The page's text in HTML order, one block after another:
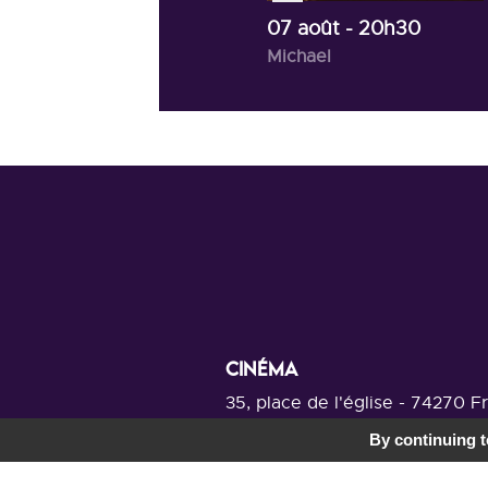
07 août - 20h30
Michael
CINÉMA
35, place de l'église - 74270
By continuing